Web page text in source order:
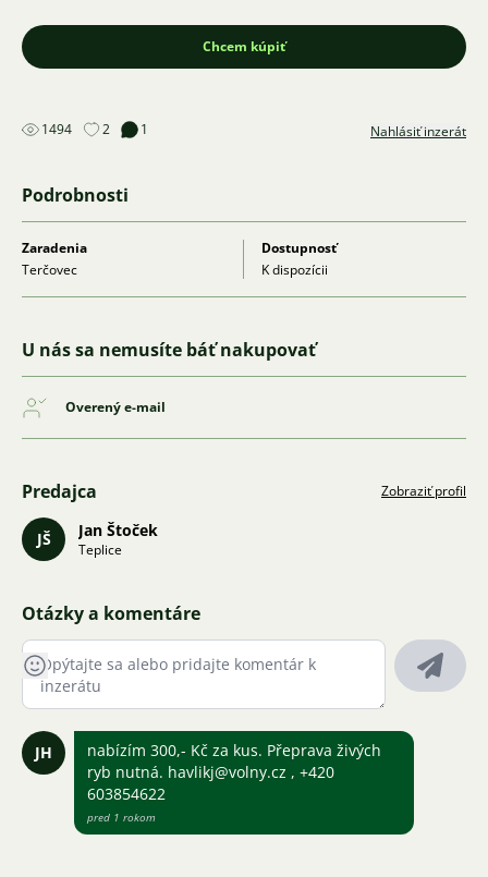
Chcem kúpiť
1494 2 1 Nahlásiť inzerát
Podrobnosti
Zaradenia
Terčovec
Dostupnosť
K dispozícii
U nás sa nemusíte báť nakupovať
Overený e-mail
Predajca Zobraziť profil
JŠ Jan Štoček
Teplice
Otázky a komentáre
JH
nabízím 300,- Kč za kus. Přeprava živých
ryb nutná. havlikj@volny.cz , +420
603854622
pred 1 rokom